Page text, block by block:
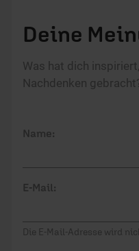
Deine
Was hat dich
Nachdenken
Name:
E-Mail:
Die E-Mail-Adresse wird